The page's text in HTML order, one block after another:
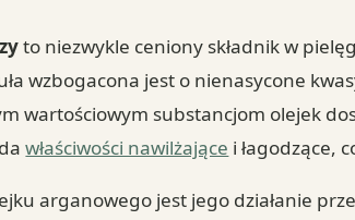
to niezwykle ceniony składnik w
wzbogacona jest o nienasycone
wartościowym substancjom olejek
właściwości nawilżające i łagodzące,
arganowego jest jego działanie